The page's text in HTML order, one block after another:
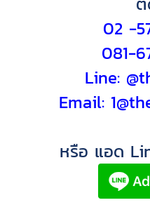
02 -
081-
Line:
Email:
หรือ แอด